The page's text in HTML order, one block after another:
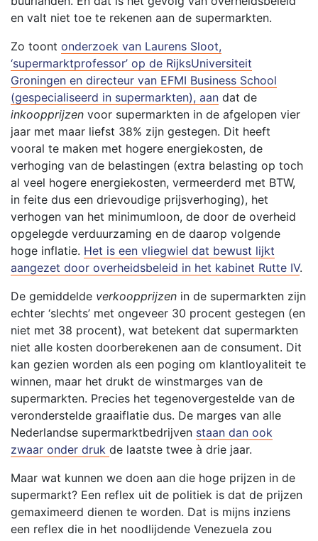
en valt niet toe te rekenen aan de supermarkten.
Zo toont onderzoek van Laurens Sloot,
‘supermarktprofessor’ op de RijksUniversiteit
Groningen en directeur van EFMI Business School
(gespecialiseerd in supermarkten), aan dat de
inkoopprijzen voor supermarkten in de afgelopen vier
jaar met maar liefst 38% zijn gestegen. Dit heeft
vooral te maken met hogere energiekosten, de
verhoging van de belastingen (extra belasting op toch
al veel hogere energiekosten, vermeerderd met BTW,
in feite dus een drievoudige prijsverhoging), het
verhogen van het minimumloon, de door de overheid
opgelegde verduurzaming en de daarop volgende
hoge inflatie. Het is een vliegwiel dat bewust lijkt
aangezet door overheidsbeleid in het kabinet Rutte IV.
De gemiddelde verkoopprijzen in de supermarkten zijn
echter ‘slechts’ met ongeveer 30 procent gestegen (en
niet met 38 procent), wat betekent dat supermarkten
niet alle kosten doorberekenen aan de consument. Dit
kan gezien worden als een poging om klantloyaliteit te
winnen, maar het drukt de winstmarges van de
supermarkten. Precies het tegenovergestelde van de
veronderstelde graaiflatie dus. De marges van alle
Nederlandse supermarktbedrijven staan dan ook
zwaar onder druk de laatste twee à drie jaar.
Maar wat kunnen we doen aan die hoge prijzen in de
supermarkt? Een reflex uit de politiek is dat de prijzen
gemaximeerd dienen te worden. Dat is mijns inziens
een reflex die in het noodlijdende Venezuela zou